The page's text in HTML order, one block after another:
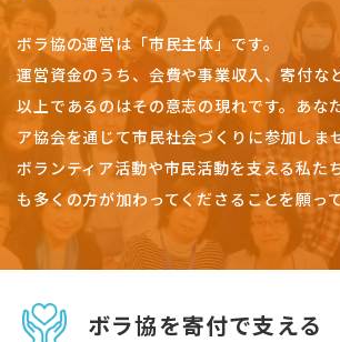
ボラ協の運営は「市民主体」です。
運営資金のうち、会費や事業収入、寄付な
以上であるのはその意志の現れです。 あな
ア協会を通じて市民社会づくりに参加しま
ボランティア活動や市民活動を支える私た
も多くの方が加わってくださることを願っ
ボラ協を寄付で支える